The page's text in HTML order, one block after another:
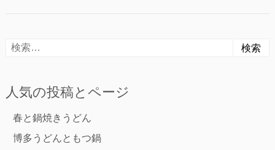
ビ
ー
シ
検
人気の投稿とページ
春と鍋焼きうどん
博多うどんともつ鍋